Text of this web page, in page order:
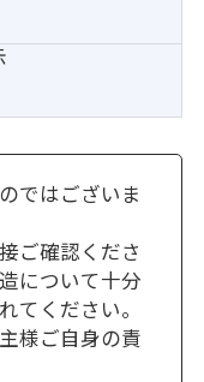
ではございま
ご確認くださ
について十分
てください。
様ご自身の責